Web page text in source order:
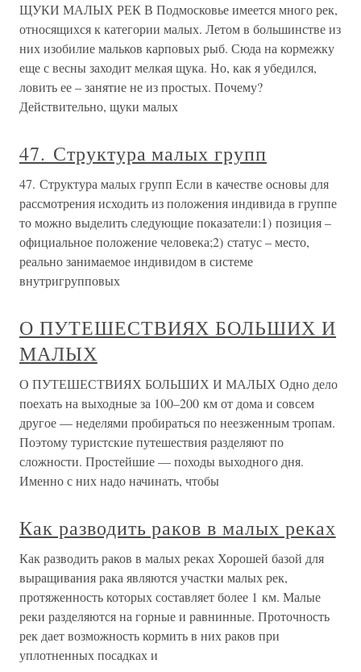
ЩУКИ МАЛЫХ РЕК В Подмосковье имеется много рек,
относящихся к категории малых. Летом в большинстве из
них изобилие мальков карповых рыб. Сюда на кормежку
еще с весны заходит мелкая щука. Но, как я убедился,
ловить ее – занятие не из простых. Почему?
Действительно, щуки малых
47. Структура малых групп
47. Структура малых групп Если в качестве основы для
рассмотрения исходить из положения индивида в группе
то можно выделить следующие показатели:1) позиция –
официальное положение человека;2) статус – место,
реально занимаемое индивидом в системе
внутригрупповых
О ПУТЕШЕСТВИЯХ БОЛЬШИХ И
МАЛЫХ
О ПУТЕШЕСТВИЯХ БОЛЬШИХ И МАЛЫХ Одно дело
поехать на выходные за 100–200 км от дома и совсем
другое — неделями пробираться по неезженным тропам.
Поэтому туристские путешествия разделяют по
сложности. Простейшие — походы выходного дня.
Именно с них надо начинать, чтобы
Как разводить раков в малых реках
Как разводить раков в малых реках Хорошей базой для
выращивания рака являются участки малых рек,
протяженность которых составляет более 1 км. Малые
реки разделяются на горные и равнинные. Проточность
рек дает возможность кормить в них раков при
уплотненных посадках и